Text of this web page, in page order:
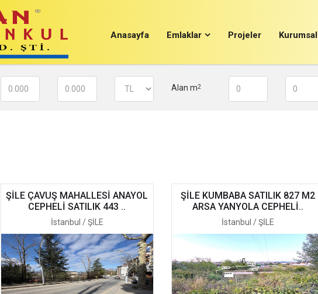
Anasayfa Emlaklar Projeler Kurumsal
Alan m2
ŞİLE ÇAVUŞ MAHALLESİ ANAYOL
CEPHELİ SATILIK 443 ..
İstanbul / ŞİLE
ŞİLE KUMBABA SATILIK 827 M2
ARSA YANYOLA CEPHELİ..
İstanbul / ŞİLE